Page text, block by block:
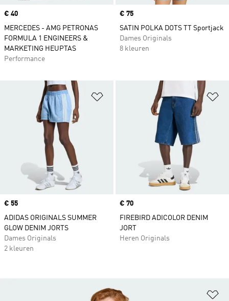
Price
€ 40
MERCEDES - AMG PETRONAS
FORMULA 1 ENGINEERS &
MARKETING HEUPTAS
Performance
Price
€ 75
SATIN POLKA DOTS TT Sportjack
Dames Originals
8 kleuren
Op verlanglijst zetten
Price
€ 55
ADIDAS ORIGINALS SUMMER
GLOW DENIM JORTS
Dames Originals
2 kleuren
Price
€ 70
FIREBIRD ADICOLOR DENIM
JORT
Heren Originals